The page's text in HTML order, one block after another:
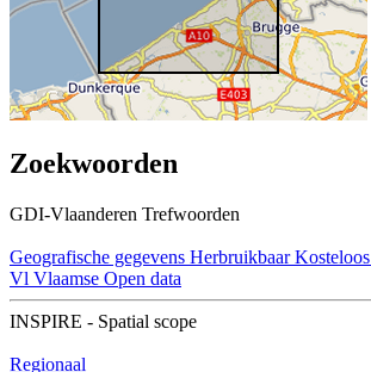
Zoekwoorden
GDI-Vlaanderen Trefwoorden
Geografische gegevens Herbruikbaar Kosteloos
Vl Vlaamse Open data
INSPIRE - Spatial scope
Regionaal